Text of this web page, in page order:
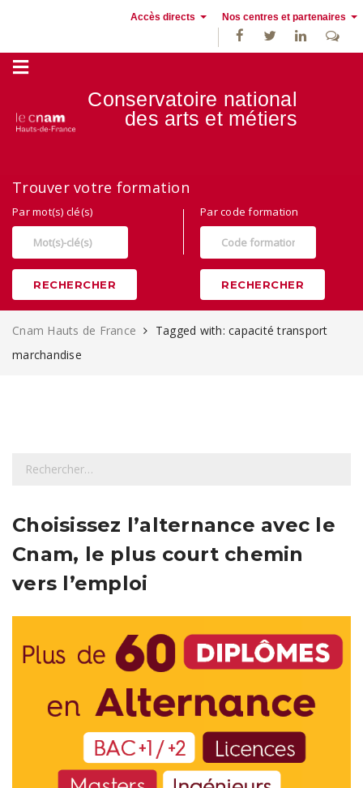
Accès directs Nos centres et partenaires
France
Conservatoire national
des arts et métiers
Trouver votre formation
Par mot(s) clé(s)
RECHERCHER
Par code formation
RECHERCHER
Cnam Hauts de France
Tagged with: capacité transport
marchandise
h
r
c
e
Choisissez l’alternance avec le
Cnam, le plus court chemin
vers l’emploi